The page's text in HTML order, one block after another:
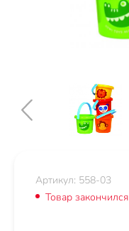
Артикул: 558-03
Товар закончился